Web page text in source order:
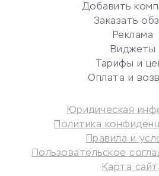
Бухгалтерия онлайн
Потребительские кредиты
Кредитные карты
Дебетовые карты
Микрофинансовые
Добавить
Заказать
Реклама
Виджеты
Тарифы и
Оплата и
Юридическая
Политика
Правила и
Пользовательское
Карта